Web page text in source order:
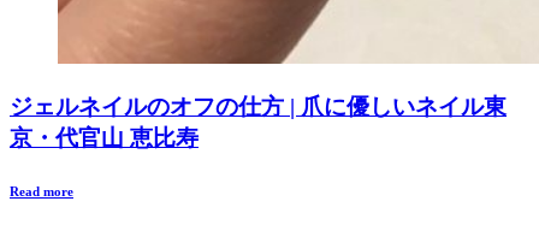
ジェルネイルのオフの仕方 | 爪に優しいネイル東
京・代官山 恵比寿
Read more